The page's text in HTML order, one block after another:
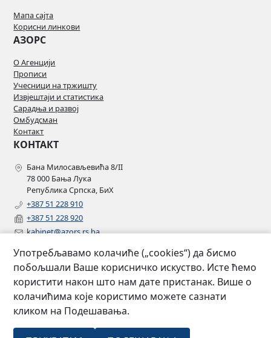
Мапа сајта
Корисни линкови
АЗОРС
О Агенцији
Прописи
Учесници на тржишту
Извјештаји и статистика
Сарадња и развој
Омбудсман
Контакт
КОНТАКТ
Бана Милосављевића 8/II
78 000 Бања Лука
Република Српска, БиХ
+387 51 228 910
+387 51 228 920
kabinet@azors.rs.ba
szzp@azors.rs.ba
ПРАТИТЕ НАС
Facebook
Instagram
Linkedin
Употребљавамо колачиће („cookies“) да бисмо
побољшали Ваше корисничко искуство. Исте ћемо
користити након што нам дате пристанак. Више о
колачићима које користимо можете сазнати
кликом на Подешавања.